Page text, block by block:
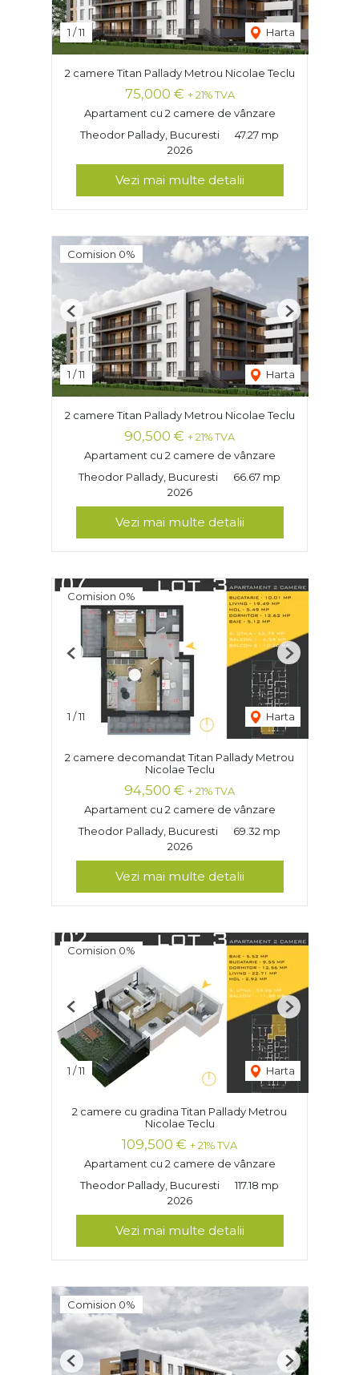
1 /11 Harta
2 camere Titan Pallady Metrou Nicolae Teclu
75,000 € + 21% TVA
Apartament cu 2 camere de vânzare
Theodor Pallady, Bucuresti
47.27 mp
2026
Vezi mai multe detalii
Comision 0%
1 /11 Harta
Previous Next
2 camere Titan Pallady Metrou Nicolae Teclu
90,500 € + 21% TVA
Apartament cu 2 camere de vânzare
Theodor Pallady, Bucuresti
66.67 mp
2026
Vezi mai multe detalii
Comision 0%
1 /11 Harta
Previous Next
2 camere decomandat Titan Pallady Metrou
Nicolae Teclu
94,500 € + 21% TVA
Apartament cu 2 camere de vânzare
Theodor Pallady, Bucuresti
69.32 mp
2026
Vezi mai multe detalii
Comision 0%
1 /11 Harta
Previous Next
2 camere cu gradina Titan Pallady Metrou
Nicolae Teclu
109,500 € + 21% TVA
Apartament cu 2 camere de vânzare
Theodor Pallady, Bucuresti
117.18 mp
2026
Vezi mai multe detalii
Comision 0%
Previous Next